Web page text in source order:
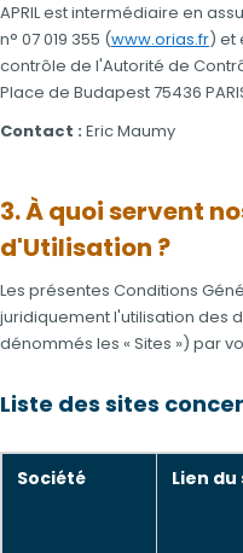
APRIL est intermédiaire en
n° 07 019 355 (www.orias.fr) et
contrôle de l'Autorité de
Place de Budapest 75436
Contact : Eric Maumy
3. À quoi servent
d'Utilisation ?
Les présentes Conditions
juridiquement l'utilisation des
dénommés les « Sites ») par
Liste des sites
Société Lien du